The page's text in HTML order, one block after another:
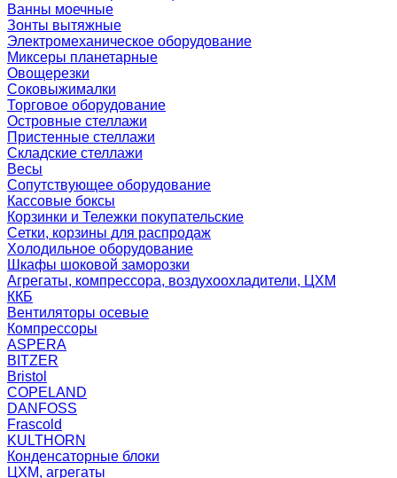
Ванны моечные
Зонты вытяжные
Электромеханическое оборудование
Миксеры планетарные
Овощерезки
Соковыжималки
Торговое оборудование
Островные стеллажи
Пристенные стеллажи
Складские стеллажи
Весы
Сопутствующее оборудование
Кассовые боксы
Корзинки и Тележки покупательские
Сетки, корзины для распродаж
Холодильное оборудование
Шкафы шоковой заморозки
Агрегаты, компрессора, воздухоохладители, ЦХМ
ККБ
Вентиляторы осевые
Компрессоры
ASPERA
BITZER
Bristol
COPELAND
DANFOSS
Frascold
KULTHORN
Конденсаторные блоки
ЦХМ, агрегаты